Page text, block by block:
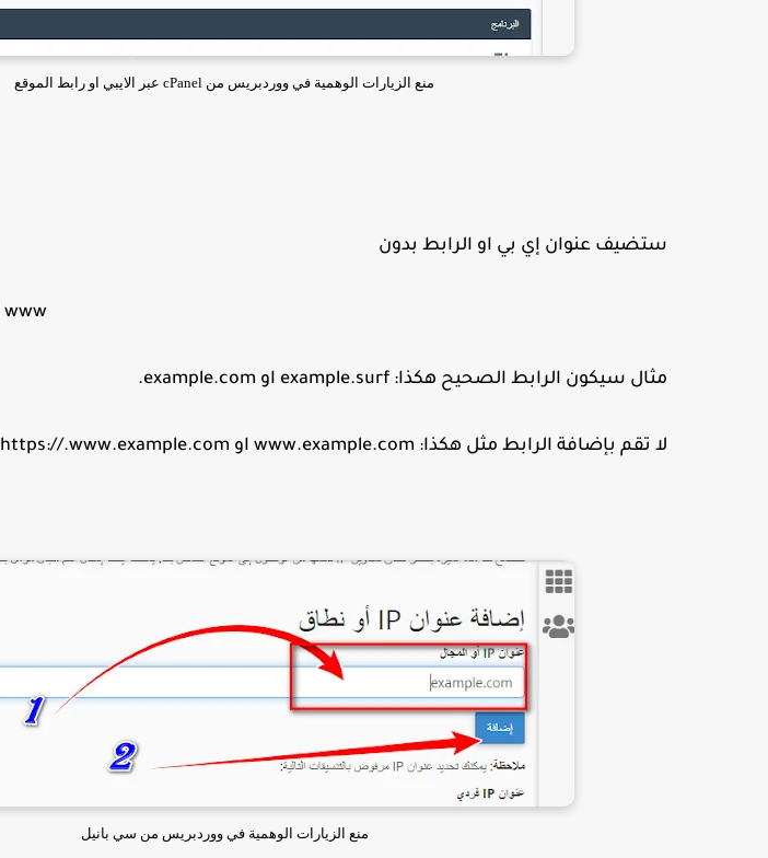
منع الزيارات الوهمية في ووردبريس من cPanel عبر الايبي او رابط الموقع
ستضيف عنوان إي بي او الرابط بدون
https:// او https://.www او www
مثال سيكون الرابط الصحيح هكذا: example.surf او example.com.
لا تقم بإضافة الرابط مثل هكذا: www.example.com او https://.www.example.com او
منع الزيارات الوهمية في ووردبريس من سي بانيل